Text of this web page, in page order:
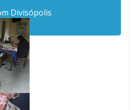
Divisópolis